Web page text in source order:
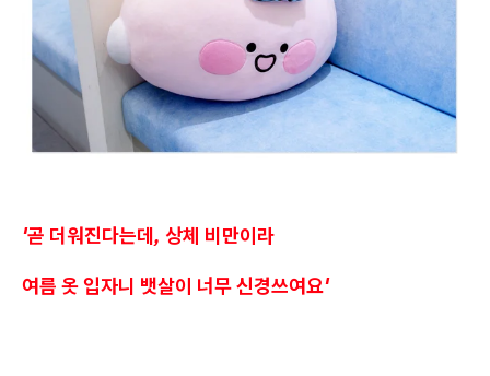
'곧 더워진다는데, 상체 비만이라
여름 옷 입자니 뱃살이 너무 신경쓰여요'